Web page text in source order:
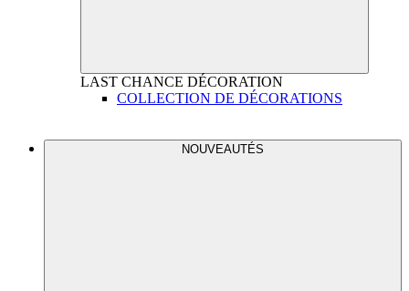
LAST CHANCE DÉCORATION
COLLECTION DE DÉCORATIONS
NOUVEAUTÉS